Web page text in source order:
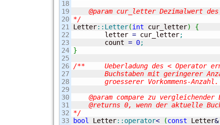
18
19
20
21
22
23
24
25
26
27
28
29
30
31
32
33
@param cur_letter Dezimalwert
*/
Letter:: Letter(int cur_letter)
{
	letter
= cur_letter;
	count
= 0;
}
/**	Ueberladung des < Operator ermoeglicht den Vergleich von Buchstaben.
@param compare zu vergleichender
@returns 0, wenn der aktuelle
*/
bool Letter:: operator< (const Letter&